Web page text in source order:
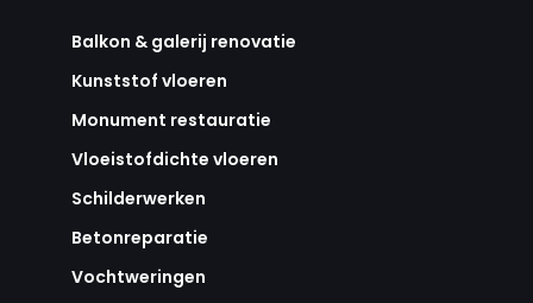
Balkon & galerij renovatie
Kunststof vloeren
Monument restauratie
Vloeistofdichte vloeren
Schilderwerken
Betonreparatie
Vochtweringen